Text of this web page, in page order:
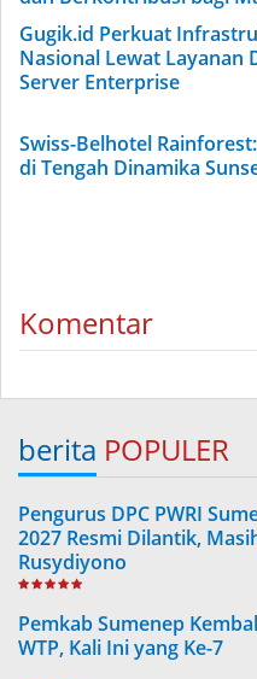
Gugik.id Perkuat
Nasional Lewat Layanan
Server Enterprise
Swiss-Belhotel
di Tengah Dinamika
Komentar
berita POPULER
Pengurus DPC PWRI
2027 Resmi Dilantik,
Rusydiyono
Pemkab Sumenep
WTP, Kali Ini yang Ke-7